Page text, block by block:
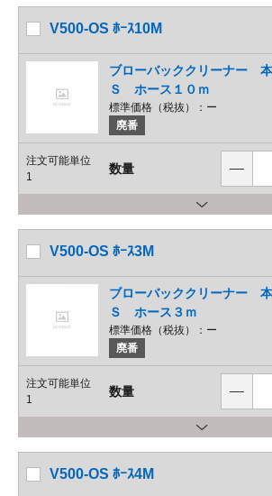
V500-OS ﾎｰｽ10M
ブローバッククリーナー
Ｓ ホース１０ｍ
標準価格（税抜）： ー
廃番
注文可能単位
1
数量
V500-OS ﾎｰｽ3M
ブローバッククリーナー
Ｓ ホース３ｍ
標準価格（税抜）： ー
廃番
注文可能単位
1
数量
V500-OS ﾎｰｽ4M